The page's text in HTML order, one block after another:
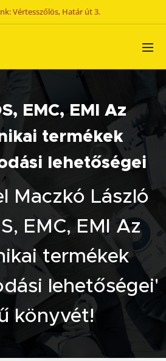
Vértesszőlös, Határ út 3.
EMC, EMI Az
termékek
lehetőségei
Maczkó László
EMC, EMI Az
termékek
lehetőségei'
könyvét!